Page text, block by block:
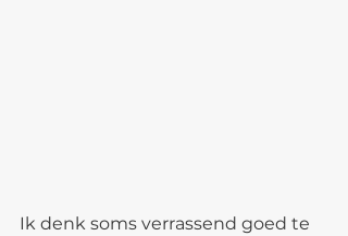
Ik denk soms verrassend goed te